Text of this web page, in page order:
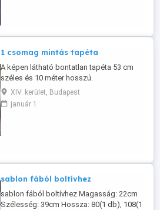
1 csomag mintás tapéta
A képen látható bontatlan tapéta 53 cm
széles és 10 méter hosszú.
XIV. kerület, Budapest
január 1
sablon fából boltívhez
sablon fából boltívhez Magasság: 22cm
Szélesség: 39cm Hossza: 80(1 db), 108(1